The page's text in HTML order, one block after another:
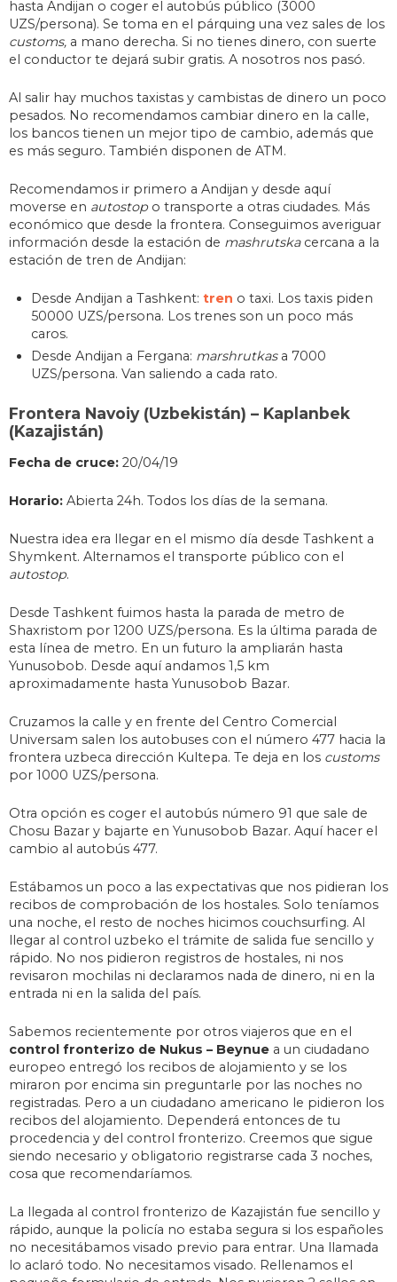
hasta Andijan o coger el autobús público (3000
UZS/persona). Se toma en el párquing una vez sales de los
customs, a mano derecha. Si no tienes dinero, con suerte
el conductor te dejará subir gratis. A nosotros nos pasó.
Al salir hay muchos taxistas y cambistas de dinero un poco
pesados. No recomendamos cambiar dinero en la calle,
los bancos tienen un mejor tipo de cambio, además que
es más seguro. También disponen de ATM.
Recomendamos ir primero a Andijan y desde aquí
moverse en autostopo transporte a otras ciudades. Más
económico que desde la frontera. Conseguimos averiguar
información desde la estación de mashrutskacercana a la
estación de tren de Andijan:
Desde Andijan a Tashkent: tren o taxi. Los taxis piden
50000 UZS/persona. Los trenes son un poco más
caros.
Desde Andijan a Fergana: marshrutkasa 7000
UZS/persona. Van saliendo a cada rato.
Frontera Navoiy (Uzbekistán) – Kaplanbek
(Kazajistán)
Fecha de cruce: 20/04/19
Horario: Abierta 24h. Todos los días de la semana.
Nuestra idea era llegar en el mismo día desde Tashkent a
Shymkent. Alternamos el transporte público con el
autostop.
Desde Tashkent fuimos hasta la parada de metro de
Shaxristom por 1200 UZS/persona. Es la última parada de
esta línea de metro. En un futuro la ampliarán hasta
Yunusobob. Desde aquí andamos 1,5 km
aproximadamente hasta Yunusobob Bazar.
Cruzamos la calle y en frente del Centro Comercial
Universam salen los autobuses con el número 477 hacia la
frontera uzbeca dirección Kultepa. Te deja en los customs
por 1000 UZS/persona.
Otra opción es coger el autobús número 91 que sale de
Chosu Bazar y bajarte en Yunusobob Bazar. Aquí hacer el
cambio al autobús 477.
Estábamos un poco a las expectativas que nos pidieran los
recibos de comprobación de los hostales. Solo teníamos
una noche, el resto de noches hicimos couchsurfing. Al
llegar al control uzbeko el trámite de salida fue sencillo y
rápido. No nos pidieron registros de hostales, ni nos
revisaron mochilas ni declaramos nada de dinero, ni en la
entrada ni en la salida del país.
Sabemos recientemente por otros viajeros que en el
control fronterizo de Nukus – Beynue a un ciudadano
europeo entregó los recibos de alojamiento y se los
miraron por encima sin preguntarle por las noches no
registradas. Pero a un ciudadano americano le pidieron los
recibos del alojamiento. Dependerá entonces de tu
procedencia y del control fronterizo. Creemos que sigue
siendo necesario y obligatorio registrarse cada 3 noches,
cosa que recomendaríamos.
La llegada al control fronterizo de Kazajistán fue sencillo y
rápido, aunque la policía no estaba segura si los españoles
no necesitábamos visado previo para entrar. Una llamada
lo aclaró todo. No necesitamos visado. Rellenamos el